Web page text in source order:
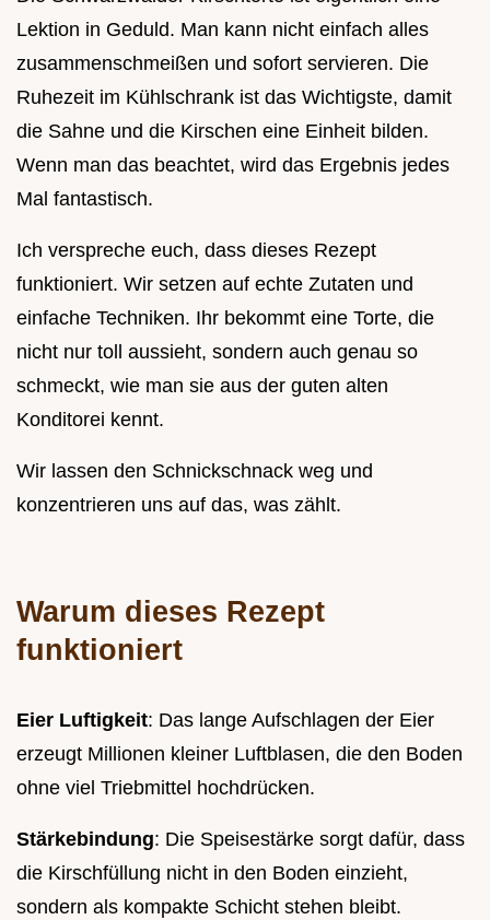
Lektion in Geduld. Man kann nicht einfach alles
zusammenschmeißen und sofort servieren. Die
Ruhezeit im Kühlschrank ist das Wichtigste, damit
die Sahne und die Kirschen eine Einheit bilden.
Wenn man das beachtet, wird das Ergebnis jedes
Mal fantastisch.
Ich verspreche euch, dass dieses Rezept
funktioniert. Wir setzen auf echte Zutaten und
einfache Techniken. Ihr bekommt eine Torte, die
nicht nur toll aussieht, sondern auch genau so
schmeckt, wie man sie aus der guten alten
Konditorei kennt.
Wir lassen den Schnickschnack weg und
konzentrieren uns auf das, was zählt.
Warum dieses Rezept
funktioniert
Eier Luftigkeit: Das lange Aufschlagen der Eier
erzeugt Millionen kleiner Luftblasen, die den Boden
ohne viel Triebmittel hochdrücken.
Stärkebindung: Die Speisestärke sorgt dafür, dass
die Kirschfüllung nicht in den Boden einzieht,
sondern als kompakte Schicht stehen bleibt.